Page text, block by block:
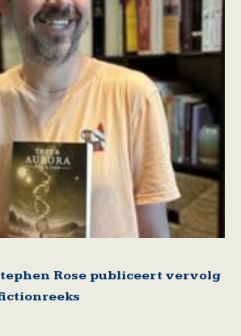
Rose publiceert vervolg